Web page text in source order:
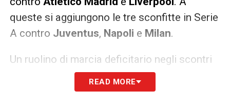
queste si aggiungono le tre sconfitte in Serie
A contro Juventus, Napoli e Milan.
Un ruolino di marcia deficitario negli scontri
diretti che suona come un campanello
d’allarme in vista dei prossimi appuntamenti
READ MORE